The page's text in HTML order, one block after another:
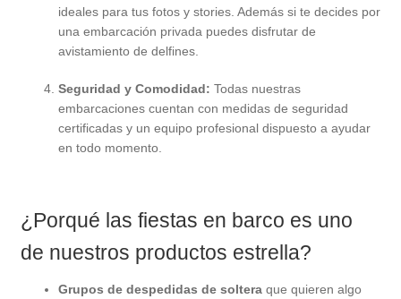
ideales para tus fotos y stories. Además si te decides por
una embarcación privada puedes disfrutar de
avistamiento de delfines.
Seguridad y Comodidad: Todas nuestras
embarcaciones cuentan con medidas de seguridad
certificadas y un equipo profesional dispuesto a ayudar
en todo momento.
¿Porqué las fiestas en barco es uno
de nuestros productos estrella?
Grupos de despedidas de solteraque quieren algo